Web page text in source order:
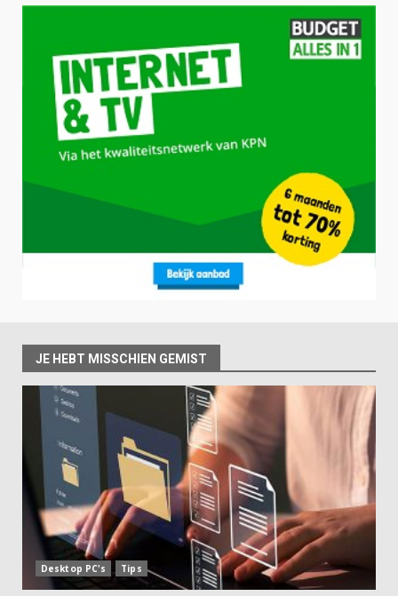
JE HEBT MISSCHIEN GEMIST
Desktop PC's Tips